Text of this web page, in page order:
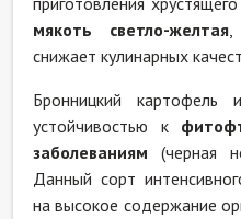
мякоть светло-желтая,
снижает кулинарных
Бронницкий картофель
устойчивостью к
заболеваниям (черная
Данный сорт
на высокое содержание